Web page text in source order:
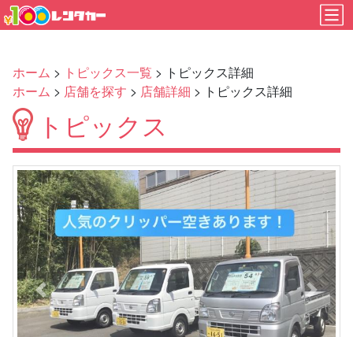
ホーム > トピックス一覧 > トピックス詳細
ホーム > 店舗を探す > 店舗詳細 > トピックス詳細
トピックス
Previous Next